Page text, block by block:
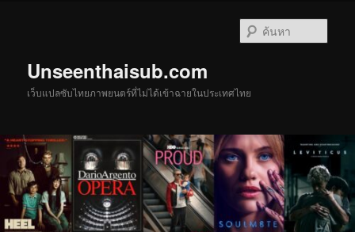
Unseenthaisub.com
เว็บแปลซับไทยภาพยนตร์ที่ไม่ได้เข้าฉายในประเทศไทย